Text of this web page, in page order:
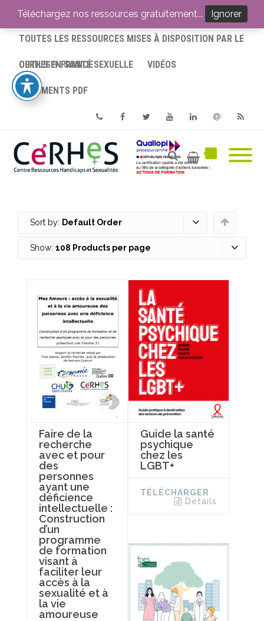
ACCUEIL
TOUTES LES RESSOURCES MISES À DISPOSITION PAR LE
CERHES® FRANCE
OUTILS EN SANTÉ SEXUELLE VIDÉOS
DOCUMENTS PDF
PhoneFacebookTwitterYoutube
Sort by: Default Order
Show: 108 Products per page
Faire de la
recherche
avec et pour
des
personnes
ayant une
déficience
intellectuelle :
Construction
d’un
programme
de formation
visant à
faciliter leur
accès à la
sexualité et à
la vie
amoureuse
Guide la santé
psychique
chez les
LGBT+
TÉLÉCHARGER
Details
Téléchargez nos ressources gratuitement... Ignorer